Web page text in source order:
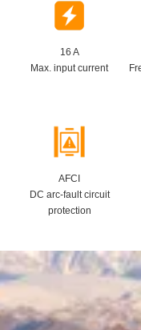
16 A
Max. input current
AFCI
DC arc-fault circuit
protection